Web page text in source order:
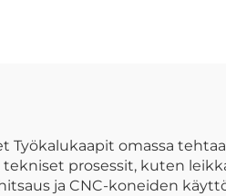
Työkalukaapit omassa
tekniset prosessit, kuten
ja CNC-koneiden